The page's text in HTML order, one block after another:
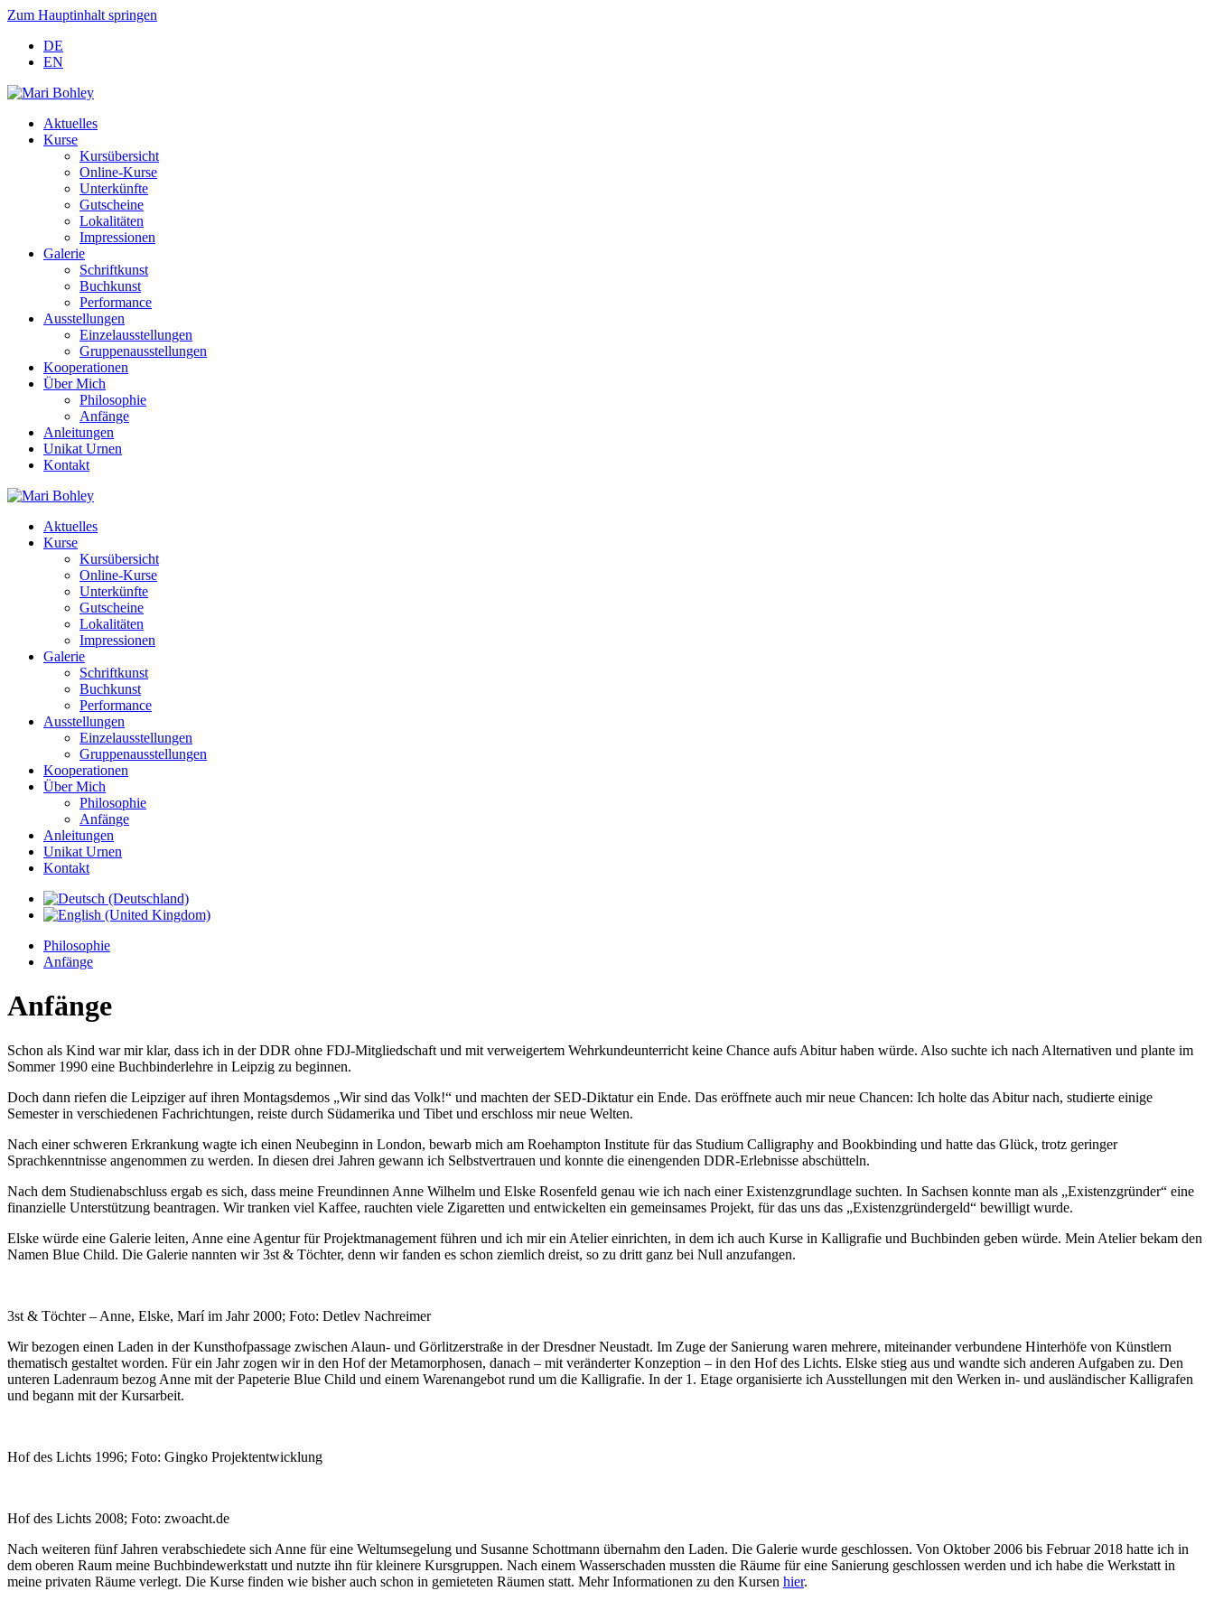
Zum Hauptinhalt springen
DE
EN
Aktuelles
Kurse
Kursübersicht
Online-Kurse
Unterkünfte
Gutscheine
Lokalitäten
Impressionen
Galerie
Schriftkunst
Buchkunst
Performance
Ausstellungen
Einzelausstellungen
Gruppenausstellungen
Kooperationen
Über Mich
Philosophie
Anfänge
Anleitungen
Unikat Urnen
Kontakt
Aktuelles
Kurse
Kursübersicht
Online-Kurse
Unterkünfte
Gutscheine
Lokalitäten
Impressionen
Galerie
Schriftkunst
Buchkunst
Performance
Ausstellungen
Einzelausstellungen
Gruppenausstellungen
Kooperationen
Über Mich
Philosophie
Anfänge
Anleitungen
Unikat Urnen
Kontakt
Philosophie
Anfänge
Anfänge
Schon als Kind war mir klar, dass ich in der DDR ohne FDJ-Mitgliedschaft und mit verweigertem Wehrkundeunterricht keine Chance aufs Abitur haben würde. Also suchte ich nach Alternativen und plante im
Sommer 1990 eine Buchbinderlehre in Leipzig zu beginnen.
Doch dann riefen die Leipziger auf ihren Montagsdemos „Wir sind das Volk!“ und machten der SED-Diktatur ein Ende. Das eröffnete auch mir neue Chancen: Ich holte das Abitur nach, studierte einige
Semester in verschiedenen Fachrichtungen, reiste durch Südamerika und Tibet und erschloss mir neue Welten.
Nach einer schweren Erkrankung wagte ich einen Neubeginn in London, bewarb mich am Roehampton Institute für das Studium Calligraphy and Bookbinding und hatte das Glück, trotz geringer
Sprachkenntnisse angenommen zu werden. In diesen drei Jahren gewann ich Selbstvertrauen und konnte die einengenden DDR-Erlebnisse abschütteln.
Nach dem Studienabschluss ergab es sich, dass meine Freundinnen Anne Wilhelm und Elske Rosenfeld genau wie ich nach einer Existenzgrundlage suchten. In Sachsen konnte man als „Existenzgründer“ eine
finanzielle Unterstützung beantragen. Wir tranken viel Kaffee, rauchten viele Zigaretten und entwickelten ein gemeinsames Projekt, für das uns das „Existenzgründergeld“ bewilligt wurde.
Elske würde eine Galerie leiten, Anne eine Agentur für Projektmanagement führen und ich mir ein Atelier einrichten, in dem ich auch Kurse in Kalligrafie und Buchbinden geben würde. Mein Atelier bekam den
Namen Blue Child. Die Galerie nannten wir 3st & Töchter, denn wir fanden es schon ziemlich dreist, so zu dritt ganz bei Null anzufangen.
3st & Töchter – Anne, Elske, Marí im Jahr 2000; Foto: Detlev Nachreimer
Wir bezogen einen Laden in der Kunsthofpassage zwischen Alaun- und Görlitzerstraße in der Dresdner Neustadt. Im Zuge der Sanierung waren mehrere, miteinander verbundene Hinterhöfe von Künstlern
thematisch gestaltet worden. Für ein Jahr zogen wir in den Hof der Metamorphosen, danach – mit veränderter Konzeption – in den Hof des Lichts. Elske stieg aus und wandte sich anderen Aufgaben zu. Den
unteren Ladenraum bezog Anne mit der Papeterie Blue Child und einem Warenangebot rund um die Kalligrafie. In der 1. Etage organisierte ich Ausstellungen mit den Werken in- und ausländischer Kalligrafen
und begann mit der Kursarbeit.
Hof des Lichts 1996; Foto: Gingko Projektentwicklung
Hof des Lichts 2008; Foto: zwoacht.de
Nach weiteren fünf Jahren verabschiedete sich Anne für eine Weltumsegelung und Susanne Schottmann übernahm den Laden. Die Galerie wurde geschlossen. Von Oktober 2006 bis Februar 2018 hatte ich in
dem oberen Raum meine Buchbindewerkstatt und nutzte ihn für kleinere Kursgruppen. Nach einem Wasserschaden mussten die Räume für eine Sanierung geschlossen werden und ich habe die Werkstatt in
meine privaten Räume verlegt. Die Kurse finden wie bisher auch schon in gemieteten Räumen statt. Mehr Informationen zu den Kursen hier.